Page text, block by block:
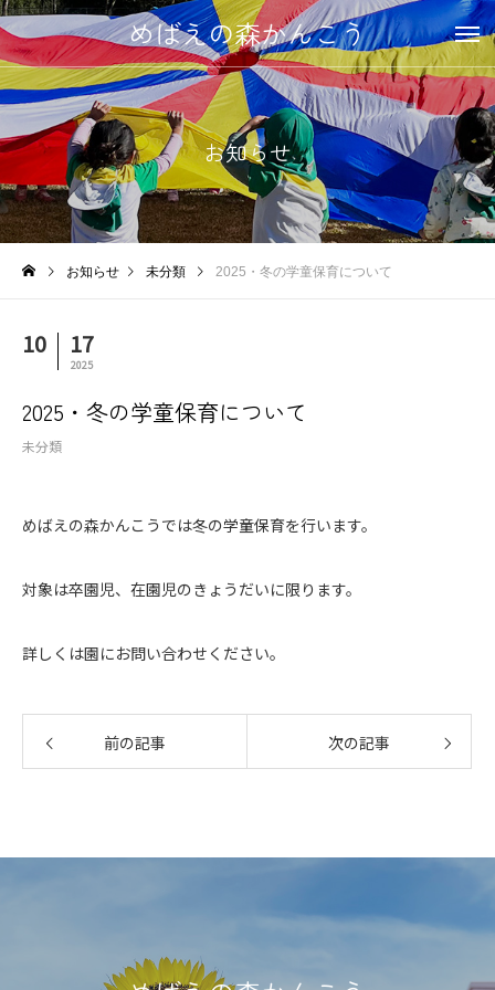
めばえの森かんこう
お知らせ
お知らせ 未分類 2025・冬の学童保育について
10 17
2025
2025・冬の学童保育について
未分類
めばえの森かんこうでは冬の学童保育を行います。
対象は卒園児、在園児のきょうだいに限ります。
詳しくは園にお問い合わせください。
前の記事 次の記事